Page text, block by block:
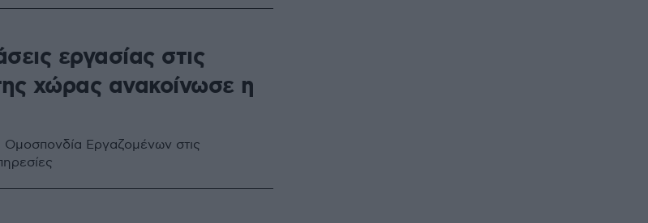
εργασίας στις
χώρας ανακοίνωσε η
Ομοσπονδία Εργαζομένων στις